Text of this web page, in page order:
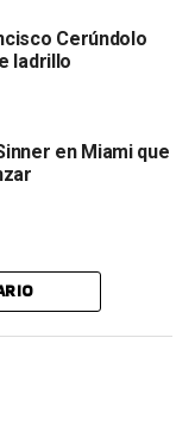
Cerúndolo
ladrillo
en Miami que